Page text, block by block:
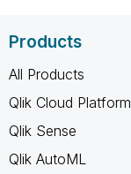
Products
All Products
Qlik Cloud Platform
Qlik Sense
Qlik AutoML